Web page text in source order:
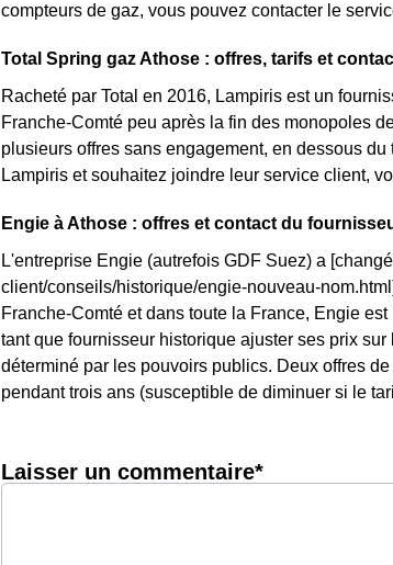
compteurs de gaz, vous pouvez contacter le
Total Spring gaz Athose : offres, tarifs et
Racheté par Total en 2016, Lampiris est un
Franche-Comté peu après la fin des monopoles
plusieurs offres sans engagement, en dessous
Lampiris et souhaitez joindre leur service client,
Engie à Athose : offres et contact du
L'entreprise Engie (autrefois GDF Suez) a
client/conseils/historique/engie-nouveau-
Franche-Comté et dans toute la France, Engie
tant que fournisseur historique ajuster ses prix
déterminé par les pouvoirs publics. Deux offres
pendant trois ans (susceptible de diminuer si le
Laisser un commentaire*